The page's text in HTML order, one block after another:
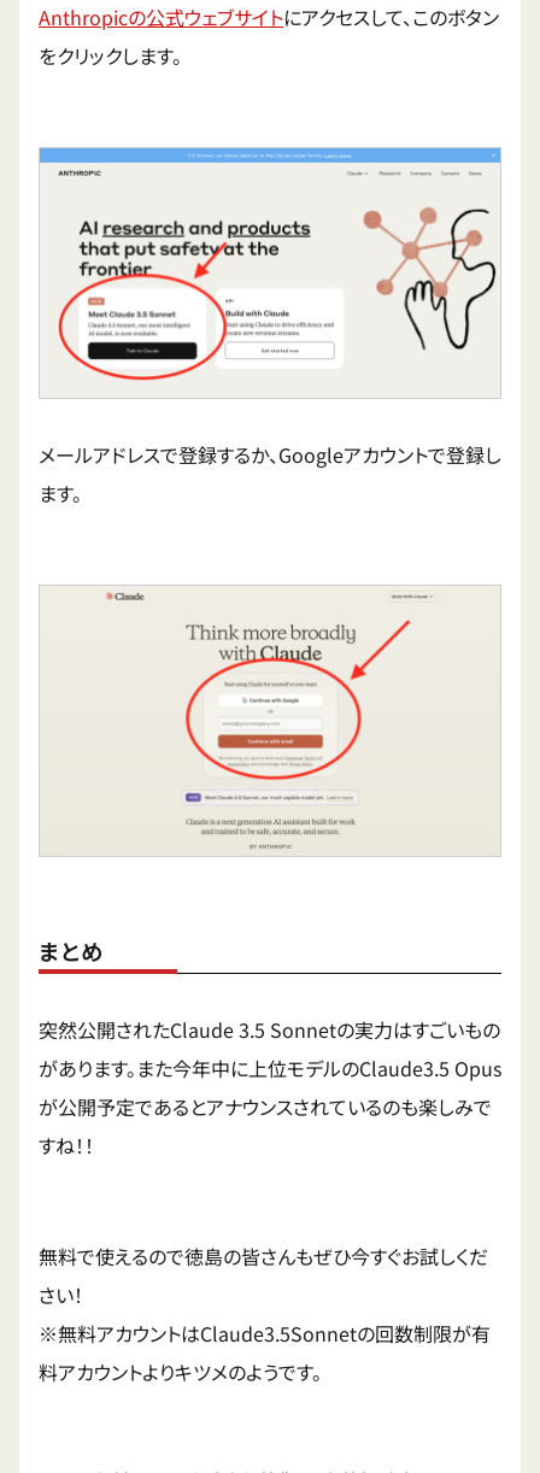
Anthropicの公式ウェブサイトにアクセスして、このボタン
をクリックします。
メールアドレスで登録するか、Googleアカウントで登録し
ます。
まとめ
突然公開されたClaude 3.5 Sonnetの実力はすごいもの
があります。また今年中に上位モデルのClaude3.5 Opus
が公開予定であるとアナウンスされているのも楽しみで
すね！！
無料で使えるので徳島の皆さんもぜひ今すぐお試しくだ
さい！
※無料アカウントはClaude3.5Sonnetの回数制限が有
料アカウントよりキツメのようです。